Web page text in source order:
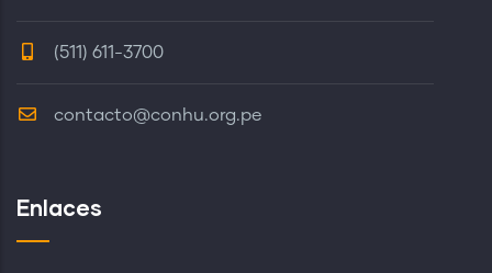
(511) 611-3700
contacto@conhu.org.pe
Enlaces